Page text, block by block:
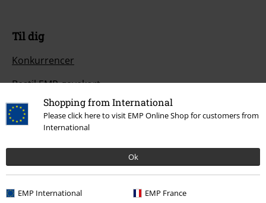
Shopping from International
Please click here to visit EMP Online Shop for customers from
International
Ok
EMP International EMP France
Til dig
Konkurrencer
Bestil EMP-gavekort
EMP Studenterrabat
EMP Backstage Club
Mere EMP